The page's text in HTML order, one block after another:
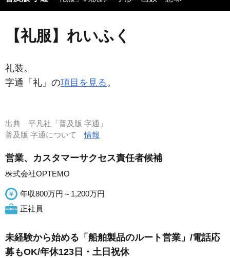
【礼服】れいふく
礼装。
字通「礼」の項目を見る。
出典 平凡社「普及版 字通」
普及版 字通について情報
営業、カスタマーサクセス責任者候補
株式会社OPTEMO
年収800万円～1,200万円
正社員
未経験から始める「船舶製品のルート営業」/電話応
募もOK/年休123日・土日祝休